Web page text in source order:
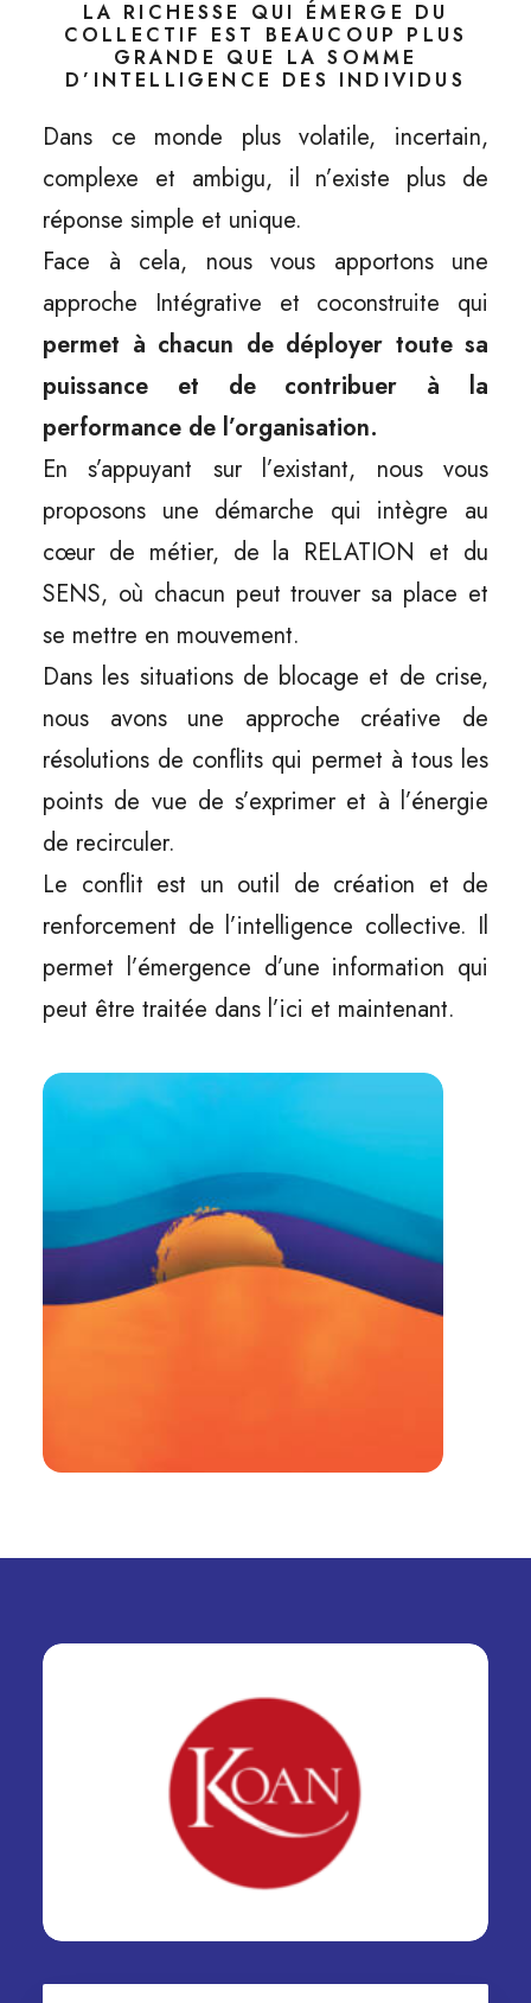
LA RICHESSE QUI ÉMERGE DU
COLLECTIF EST BEAUCOUP PLUS
GRANDE QUE LA SOMME
D’INTELLIGENCE DES INDIVIDUS
Dans ce monde plus volatile, incertain,
complexe et ambigu, il n’existe plus de
réponse simple et unique.
Face à cela, nous vous apportons une
approche Intégrative et coconstruite qui
permet à chacun de déployer toute sa
puissance et de contribuer à la
performance de l’organisation.
En s’appuyant sur l’existant, nous vous
proposons une démarche qui intègre au
cœur de métier, de la RELATION et du
SENS, où chacun peut trouver sa place et
se mettre en mouvement.
Dans les situations de blocage et de crise,
nous avons une approche créative de
résolutions de conflits qui permet à tous les
points de vue de s’exprimer et à l’énergie
de recirculer.
Le conflit est un outil de création et de
renforcement de l’intelligence collective. Il
permet l’émergence d’une information qui
peut être traitée dans l’ici et maintenant.